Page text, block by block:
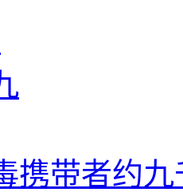
携带者约九